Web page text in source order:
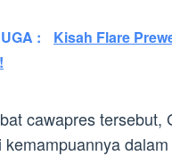
:
Kisah Flare
cawapres tersebut,
kemampuannya